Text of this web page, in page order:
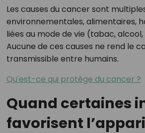
Les causes du cancer sont
environnementales, alimentaires,
liées au mode de vie (tabac,
Aucune de ces causes ne rend le
transmissible entre humains.
Qu'est-ce qui protège du cancer ?
Quand certaines
favorisent